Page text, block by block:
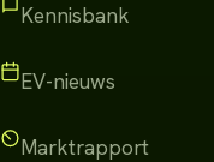
Kennisbank
EV-nieuws
Marktrapport